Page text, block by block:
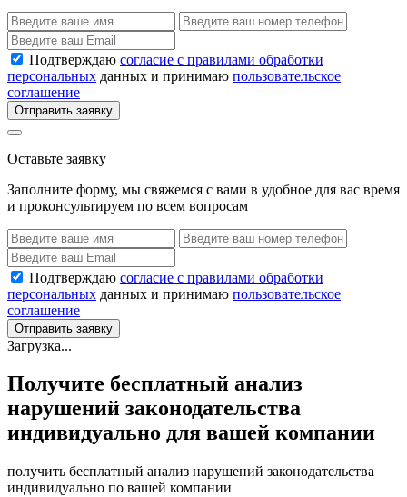
Подтверждаю согласие с правилами обработки
персональных данных и принимаю пользовательское
соглашение
Отправить заявку
Оставьте заявку
Заполните форму, мы свяжемся с вами в удобное для вас время
и проконсультируем по всем вопросам
Подтверждаю согласие с правилами обработки
персональных данных и принимаю пользовательское
соглашение
Отправить заявку
Загрузка...
Получите бесплатный анализ
нарушений законодательства
индивидуально для вашей компании
получить бесплатный анализ нарушений законодательства
индивидуально по вашей компании